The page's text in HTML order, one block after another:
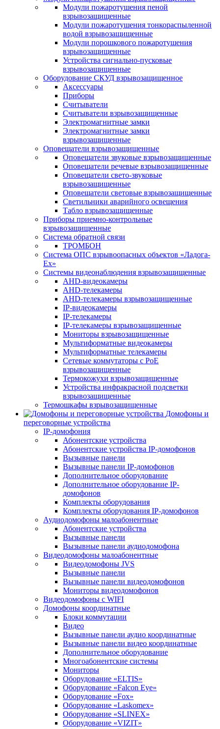
Модули пожаротушения пеной
взрывозащищенные
Модули пожаротушения тонкораспыленной
водой взрывозащищенные
Модули порошкового пожаротушения
взрывозащищенные
Устройства сигнально-пусковые
взрывозащищенные
Оборудование СКУД взрывозащищенное
Аксессуары
Приборы
Считыватели
Считыватели взрывозащищенные
Электромагнитные замки
Электромагнитные замки
взрывозащищенные
Оповещатели взрывозащищенные
Оповещатели звуковые взрывозащищенные
Оповещатели речевые взрывозащищенные
Оповещатели свето-звуковые
взрывозащищенные
Оповещатели световые взрывозащищенные
Светильники аварийного освещения
Табло взрывозащищенные
Приборы приемно-контрольные
взрывозащищенные
Система обратной связи
ТРОМБОН
Система ОПС взрывоопасных объектов «Ладога-
Ex»
Системы видеонаблюдения взрывозащищенные
AHD-видеокамеры
AHD-телекамеры
AHD-телекамеры взрывозащищенные
IP-видеокамеры
IP-телекамеры
IP-телекамеры взрывозащищенные
Мониторы взрывозащищенные
Мультиформатные видеокамеры
Мультиформатные телекамеры
Сетевые коммутаторы с РоЕ
взрывозащищенные
Термокожухи взрывозащищенные
Устройства инфракрасной подсветки
взрывозащищенные
Термошкафы взрывозащищенные
Домофоны и
переговорные устройства
IP-домофония
Абонентские устройства
Абонентские устройства IP-домофонов
Вызывные панели
Вызывные панели IP-домофонов
Дополнительное оборудование
Дополнительное оборудование IP-
домофонов
Комплекты оборудования
Комплекты оборудования IP-домофонов
Аудиодомофоны малоабонентные
Абонентские устройства
Вызывные панели
Вызывные панели аудиодомофона
Видеодомофоны малоабонентные
Видеодомофоны JVS
Вызывные панели
Вызывные панели видеодомофонов
Мониторы видеодомофонов
Видеодомофоны с WIFI
Домофоны координатные
Блоки коммутации
Видео
Вызывные панели аудио координатные
Вызывные панели видео координатные
Дополнительное оборудование
Многоабонентские системы
Мониторы
Оборудование «ELTIS»
Оборудование «Falcon Eye»
Оборудование «Fox»
Оборудование «Laskomex»
Оборудование «SLINEX»
Оборудование «VIZIT»